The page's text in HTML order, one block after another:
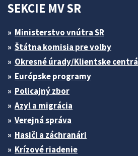
SEKCIE MV SR
Ministerstvo vnútra SR
Štátna komisia pre volby
Okresné úrady/Klientske centrá
Európske programy
Policajný zbor
Azyl a migrácia
Verejná správa
Hasiči a záchranári
Krízové riadenie